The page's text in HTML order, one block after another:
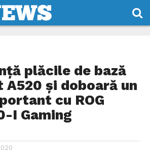
plăcile de bază
A520 și doboară un
cu ROG
I Gaming